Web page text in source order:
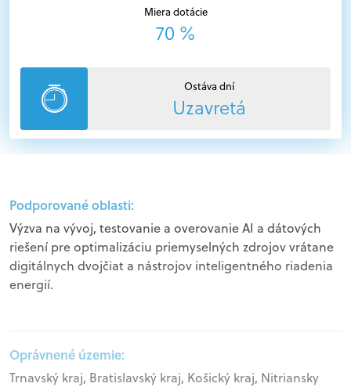
Miera dotácie
70 %
Ostáva dní
Uzavretá
Podporované oblasti:
Výzva na vývoj, testovanie a overovanie AI a dátových
riešení pre optimalizáciu priemyselných zdrojov vrátane
digitálnych dvojčiat a nástrojov inteligentného riadenia
energií.
Oprávnené územie:
Trnavský kraj, Bratislavský kraj, Košický kraj, Nitriansky